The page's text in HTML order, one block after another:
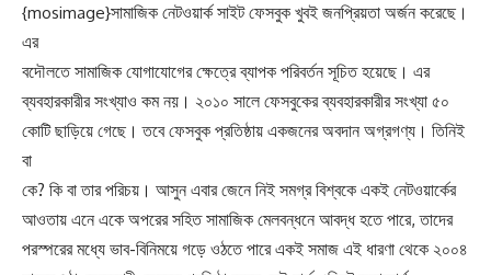
{mosimage}সামাজিক নেটওয়ার্ক সাইট ফেসবুক খুবই জনপ্রিয়তা অর্জন করেছে।
এর
বদৌলতে সামাজিক যোগাযোগের ক্ষেত্রে ব্যাপক পরিবর্তন সূচিত হয়েছে। এর
ব্যবহারকারীর সংখ্যাও কম নয়। ২০১০ সালে ফেসবুকের ব্যবহারকারীর সংখ্যা ৫০
কোটি ছাড়িয়ে গেছে। তবে ফেসবুক প্রতিষ্ঠায় একজনের অবদান অগ্রগণ্য। তিনিই
বা
কে? কি বা তার পরিচয়। আসুন এবার জেনে নিই সমগ্র বিশ্বকে একই নেটওয়ার্কের
আওতায় এনে একে অপরের সহিত সামাজিক মেলবন্ধনে আবদ্ধ হতে পারে, তাদের
পরস্পরের মধ্যে ভাব-বিনিময়ে গড়ে ওঠতে পারে একই সমাজ এই ধারণা থেকে ২০০৪